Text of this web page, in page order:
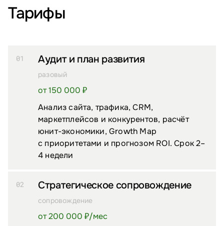
Тарифы
01 Аудит и план развития
разовый
Анализ сайта, трафика, CRM,
маркетплейсов и конкурентов, расчёт
юнит-экономики, Growth Map
с приоритетами и прогнозом ROI. Срок 2–
4 недели
от 150 000 ₽
02 Стратегическое сопровождение
сопровождение
от 200 000 ₽/⁠мес